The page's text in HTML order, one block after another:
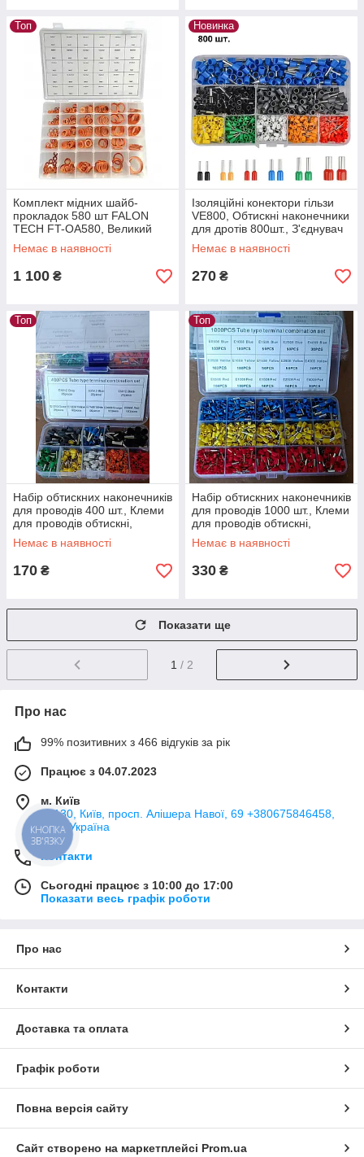
Топ
Комплект мідних шайб-
прокладок 580 шт FALON
TECH FT-OA580, Великий
набір мідних шайб, Мідні
плоскі прокладки
Немає в наявності
1 100 ₴
Новинка
Ізоляційні конектори гільзи
VE800, Обтискні наконечники
для дротів 800шт., З'єднувач
дроту трубчастий
Немає в наявності
270 ₴
Топ
Набір обтискних наконечників
для проводів 400 шт., Клеми
для проводів обтискні,
З'єднувач дроту трубчастий
Немає в наявності
170 ₴
Топ
Набір обтискних наконечників
для проводів 1000 шт., Клеми
для проводів обтискні,
З'єднувач дроту трубчастий
Немає в наявності
330 ₴
Показати ще
1 / 2
Про нас
99% позитивних з 466 відгуків за рік
Працює з 04.07.2023
м. Київ
02130, Київ, просп. Алішера Навої, 69 +380675846458,
Київ, Україна
Контакти
Сьогодні працює з 10:00 до 17:00
Показати весь графік роботи
Про нас
Контакти
Доставка та оплата
Графік роботи
Повна версія сайту
Сайт створено на маркетплейсі Prom.ua
КНОПКА
ЗВ'ЯЗКУ